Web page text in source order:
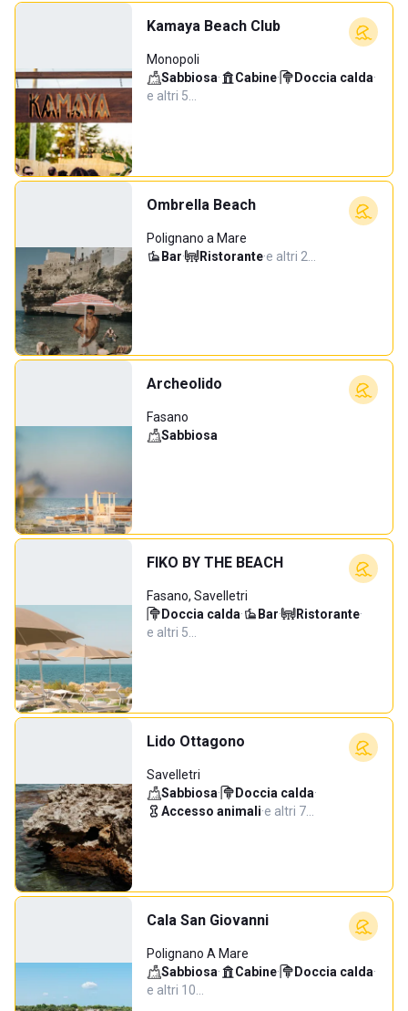
Kamaya Beach Club
Monopoli
Sabbiosa· Cabine· Doccia calda·
e altri 5…
Ombrella Beach
Polignano a Mare
Bar· Ristorante·e altri 2…
Archeolido
Fasano
Sabbiosa
FIKO BY THE BEACH
Fasano, Savelletri
Doccia calda· Bar· Ristorante·
e altri 5…
Lido Ottagono
Savelletri
Sabbiosa· Doccia calda·
Accesso animali·e altri 7…
Cala San Giovanni
Polignano A Mare
Sabbiosa· Cabine· Doccia calda·
e altri 10…